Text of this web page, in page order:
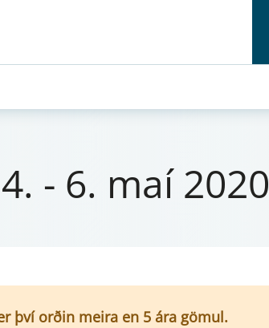
- 6. maí 2020
því orðin meira en 5 ára gömul.